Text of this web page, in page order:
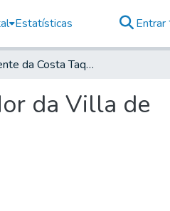
Estatísticas Entrar
Para Vicente da Costa Taques Goes e Aranha, Capitam Mor da Villa de Itú
da Villa de